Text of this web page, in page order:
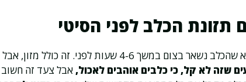
הכלב לפני הסיטי
לפני הבדיקה, חשוב לוודא שהכלב נשאר בצום במשך 4-6
שזה לא קל, כי כלבים אוהבים לאכול, אבל צעד זה